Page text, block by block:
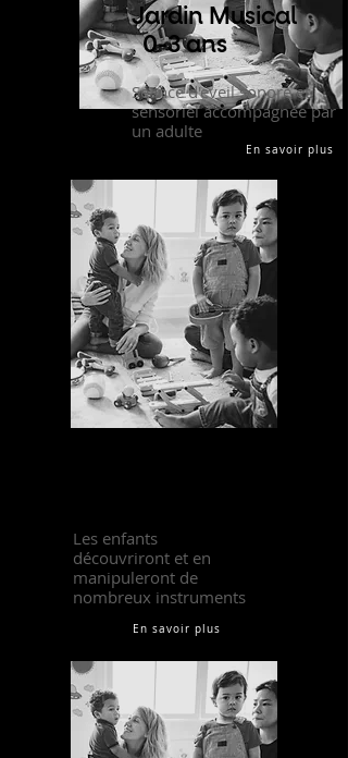
Jardin Musical
0-3 ans
Séance d'éveil sonore et
sensoriel accompagnée par
un adulte
En savoir plus
Les enfants
découvriront et en
manipuleront de
nombreux instruments
En savoir plus